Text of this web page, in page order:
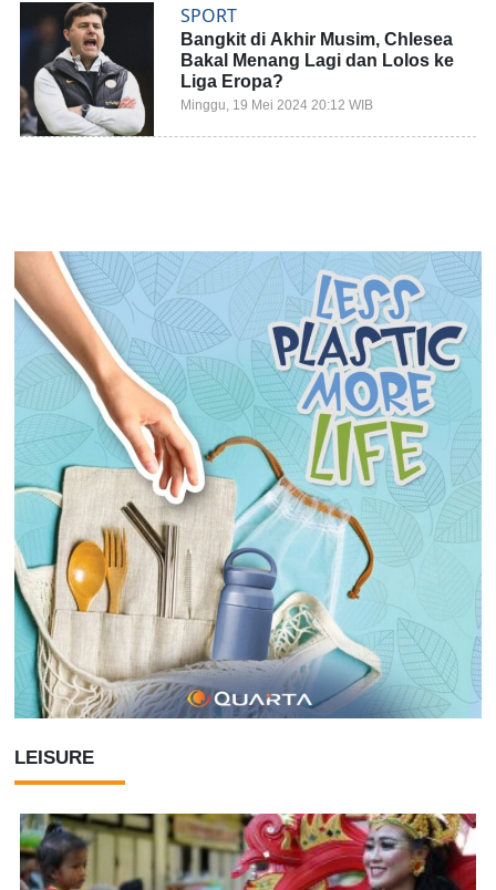
LEISURE
SPORT
Bangkit di Akhir Musim, Chlesea
Bakal Menang Lagi dan Lolos ke
Liga Eropa?
Minggu, 19 Mei 2024 20:12 WIB